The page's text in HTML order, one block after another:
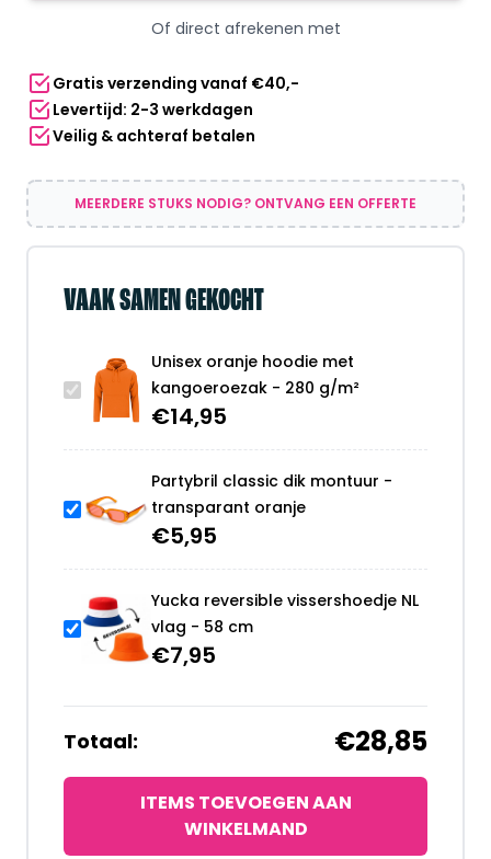
g/m²
aantal
Of direct afrekenen met
Gratis verzending vanaf €40,-
Levertijd: 2-3 werkdagen
Veilig & achteraf betalen
MEERDERE STUKS NODIG? ONTVANG EEN OFFERTE
VAAK SAMEN GEKOCHT
Unisex oranje hoodie met
kangoeroezak - 280 g/m²
€14,95
Partybril classic dik montuur -
transparant oranje
€5,95
Yucka reversible vissershoedje NL
vlag - 58 cm
€7,95
Totaal: €28,85
ITEMS TOEVOEGEN AAN
WINKELMAND